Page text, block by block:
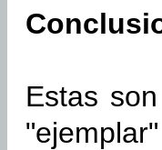
Estas